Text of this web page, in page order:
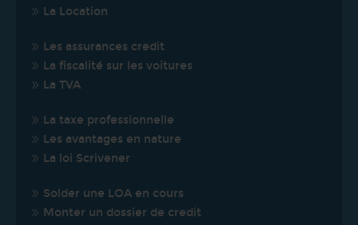
La Location
Les assurances credit
La fiscalité sur les voitures
La TVA
La taxe professionnelle
Les avantages en nature
La loi Scrivener
Solder une LOA en cours
Monter un dossier de credit